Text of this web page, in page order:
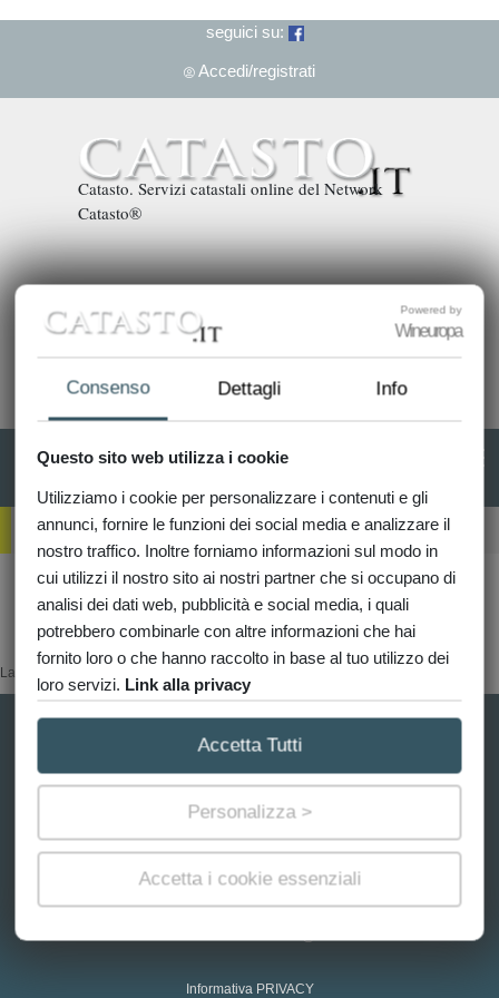
seguici su:
Accedi/registrati
Catasto. Servizi catastali online del Network
Catasto®
RIchieste
La categoria richiesta non è disponibile
Catasto.it è un portale privato e indipendente gestito da Network
governativi. Ci occupiamo di consulenza, assistenza e intermediazione
telematica per farti ottenere documenti e visure in modo rapido,
semplice e senza code, ottimizzando i tempi della burocrazia.
PI: 04057180871 - Convenzione ex AT n.26508 del 4/4/2006
Tel. 095-842680 - Fax 095-850651 - e-mail info@catasto.it
Informativa PRIVACY
Powered by
Wineuropa
Consenso Dettagli Info
Questo sito web utilizza i cookie
Utilizziamo i cookie per personalizzare i contenuti e gli
annunci, fornire le funzioni dei social media e analizzare il
nostro traffico. Inoltre forniamo informazioni sul modo in
cui utilizzi il nostro sito ai nostri partner che si occupano di
analisi dei dati web, pubblicità e social media, i quali
potrebbero combinarle con altre informazioni che hai
fornito loro o che hanno raccolto in base al tuo utilizzo dei
loro servizi. Link alla privacy
Accetta i cookie essenziali
Personalizza >
Accetta Tutti